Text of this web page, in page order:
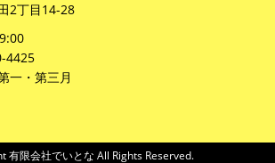
2丁目14-28
4425
一・第三月
有限会社でいとな All Rights Reserved.